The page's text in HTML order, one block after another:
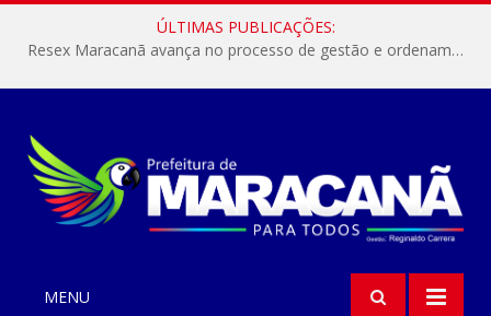
ÚLTIMAS PUBLICAÇÕES:
Resex Maracanã avança no processo de gestão e ordenamento do turismo em nossas áreas protegidas.
MENU